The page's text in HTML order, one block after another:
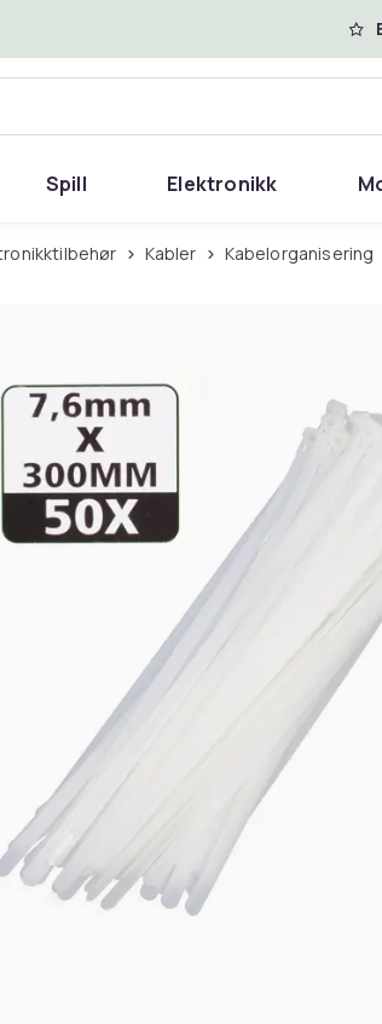
Spill Elektronikk
Kabler Kabelorganisering